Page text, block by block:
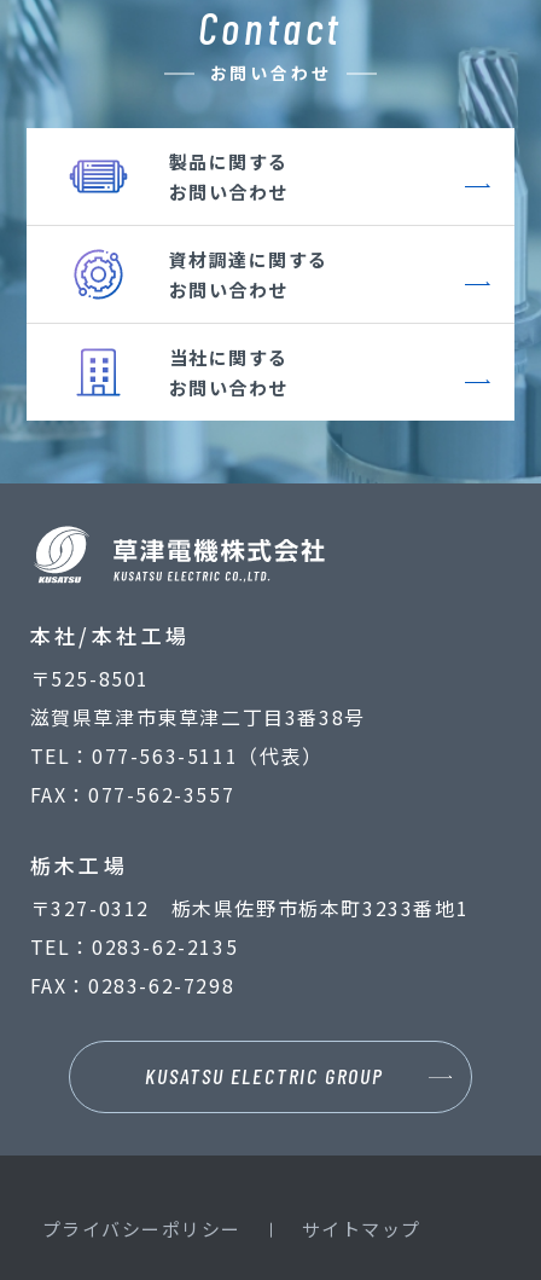
Contact
お問い合わせ
製品に関する
お問い合わせ
資材調達に関する
お問い合わせ
当社に関する
お問い合わせ
本社/本社工場
〒525-8501
滋賀県草津市東草津二丁目3番38号
TEL：077-563-5111（代表）
FAX：077-562-3557
栃木工場
〒327-0312 栃木県佐野市栃本町3233番地1
TEL：0283-62-2135
FAX：0283-62-7298
KUSATSU ELECTRIC GROUP
プライバシーポリシー サイトマップ